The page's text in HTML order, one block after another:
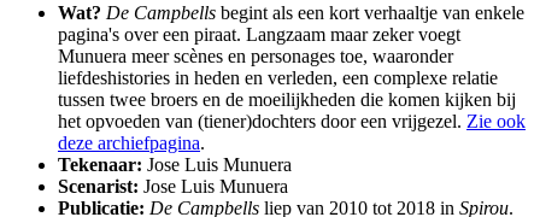
Wat? De Campbells begint als een kort verhaaltje van enkele
pagina's over een piraat. Langzaam maar zeker voegt
Munuera meer scènes en personages toe, waaronder
liefdeshistories in heden en verleden, een complexe relatie
tussen twee broers en de moeilijkheden die komen kijken bij
het opvoeden van (tiener)dochters door een vrijgezel. Zie ook
deze archiefpagina.
Tekenaar: Jose Luis Munuera
Scenarist: Jose Luis Munuera
Publicatie: De Campbells liep van 2010 tot 2018 in Spirou.